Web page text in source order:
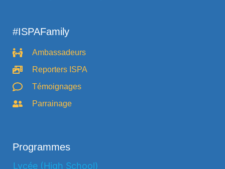
#ISPAFamily
Ambassadeurs
Reporters ISPA
Témoignages
Parrainage
Programmes
Lycée (High School)